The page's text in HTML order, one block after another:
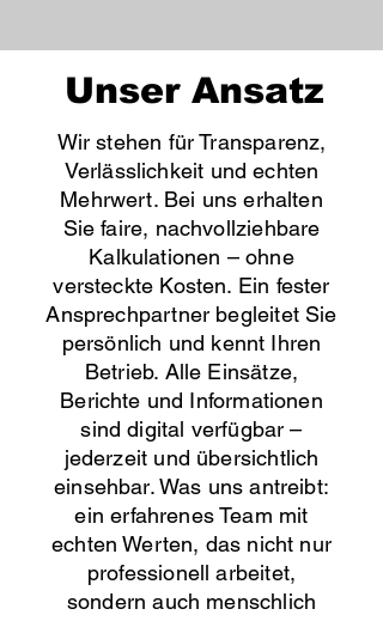
Unser Ansatz
Wir stehen für Transparenz,
Verlässlichkeit und echten
Mehrwert. Bei uns erhalten
Sie faire, nachvollziehbare
Kalkulationen – ohne
versteckte Kosten. Ein fester
Ansprechpartner begleitet Sie
persönlich und kennt Ihren
Betrieb. Alle Einsätze,
Berichte und Informationen
sind digital verfügbar –
jederzeit und übersichtlich
einsehbar. Was uns antreibt:
ein erfahrenes Team mit
echten Werten, das nicht nur
professionell arbeitet,
sondern auch menschlich